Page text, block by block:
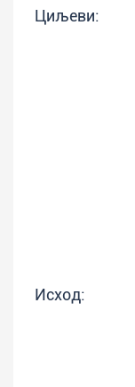
Циљеви:
Исход: